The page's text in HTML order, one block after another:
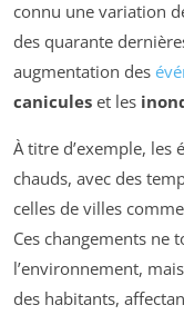
connu une variation
des quarante
augmentation des
canicules et les
À titre d’exemple, les
chauds, avec des
celles de villes comme
Ces changements ne
l’environnement,
des habitants,